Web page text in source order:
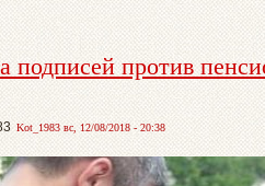
подписей против
Kot_1983 вс, 12/08/2018 - 20:38